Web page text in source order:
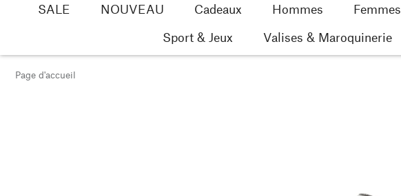
SALE NOUVEAU Cadeaux Hommes Femmes
Sport & Jeux
Valises & Maroquinerie
Page d'accueil